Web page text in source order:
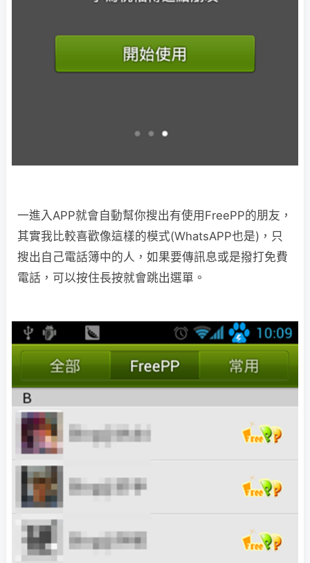
一進入APP就會自動幫你搜出有使用FreePP的朋友，
其實我比較喜歡像這樣的模式(WhatsAPP也是)，只
搜出自己電話簿中的人，如果要傳訊息或是撥打免費
電話，可以按住長按就會跳出選單。